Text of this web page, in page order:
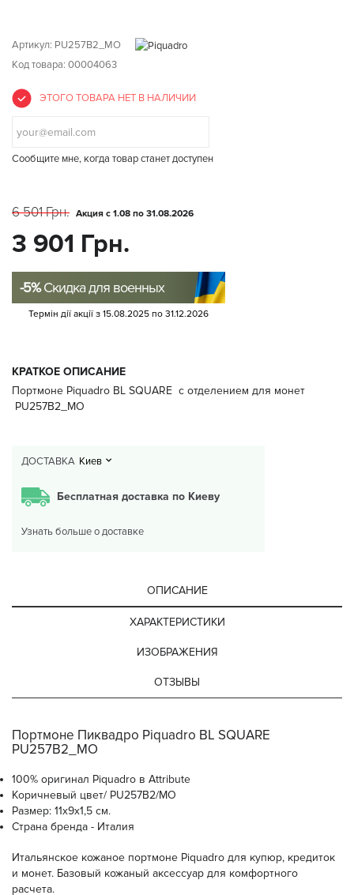
Артикул: PU257B2_MO
Код товара: 00004063
ЭТОГО ТОВАРА НЕТ В НАЛИЧИИ
Сообщите мне, когда товар станет доступен
6 501 Грн. Акция с 1.08 по 31.08.2026
3 901 Грн.
-5%Скидка для военных
Термін дії акції з 15.08.2025 по 31.12.2026
КРАТКОЕ ОПИСАНИЕ
Портмоне Piquadro BL SQUARE с отделением для монет
PU257B2_MO
ДОСТАВКА Киев
Бесплатная доставка по Киеву
Узнать больше о доставке
ОПИСАНИЕ
ХАРАКТЕРИСТИКИ
ИЗОБРАЖЕНИЯ
ОТЗЫВЫ
Портмоне Пиквадро Piquadro BL SQUARE
PU257B2_MO
100% оригинал Piquadro в Attribute
Коричневый цвет/ PU257B2/MO
Размер: 11x9x1,5 см.
Страна бренда - Италия
Итальянское кожаное портмоне Piquadro для купюр, кредиток
и монет. Базовый кожаный аксессуар для комфортного
расчета.